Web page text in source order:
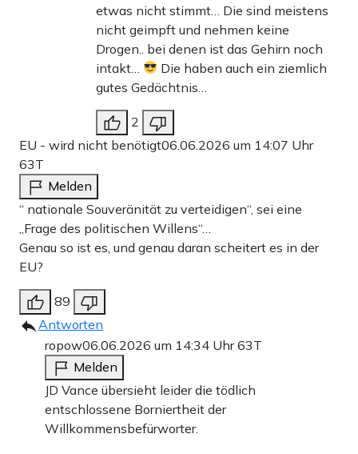
etwas nicht stimmt… Die sind meistens
nicht geimpft und nehmen keine
Drogen.. bei denen ist das Gehirn noch
intakt…
Die haben auch ein ziemlich
gutes Gedächtnis…
2
EU - wird nicht benötigt06.06.2026 um 14:07 Uhr
63T
Melden
“ nationale Souveränität zu verteidigen“, sei eine
„Frage des politischen Willens“…
Genau so ist es, und genau daran scheitert es in der
EU?
89
Antworten
ropow06.06.2026 um 14:34 Uhr63T
Melden
JD Vance übersieht leider die tödlich
entschlossene Borniertheit der
Willkommensbefürworter.